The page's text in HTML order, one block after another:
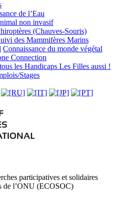
de l’Eau
non invasif
(Chauves-Souris)
des Mammifères Marins
Connaissance du monde végétal
Connection
les Handicaps Les Filles aussi !
Stages
participatives et solidaires
de l’ONU (ECOSOC)